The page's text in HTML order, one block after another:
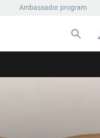
Ambassador program
Buscar: